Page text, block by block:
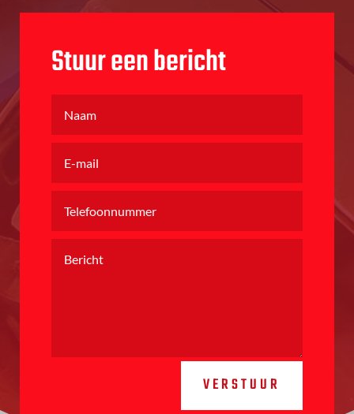
Stuur een bericht
VERSTUUR